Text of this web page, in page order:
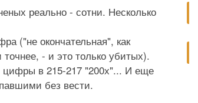
реально - сотни. Несколько
("не окончательная", как
- и это только убитых).
цифры в 215-217 "200х"... И еще
без вести.